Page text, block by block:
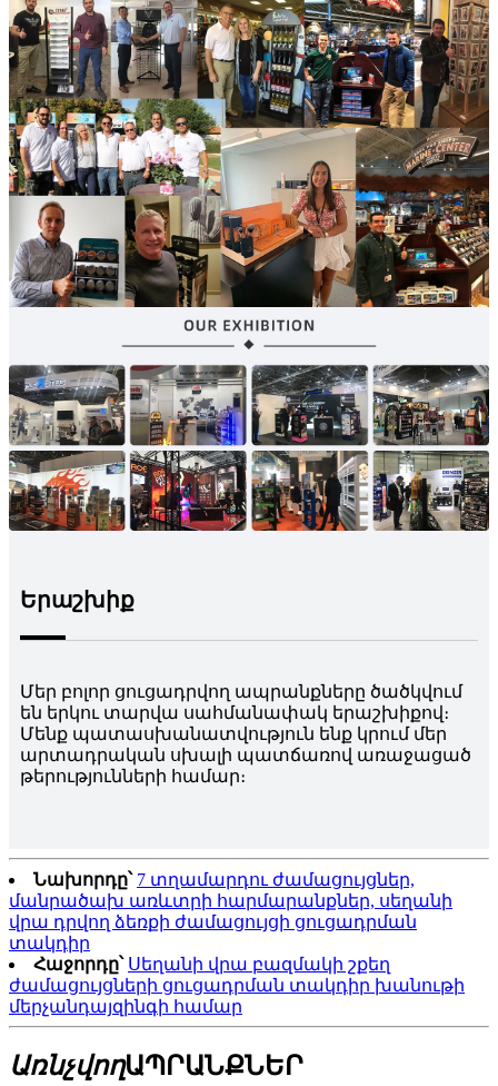
Երաշխիք
Մեր բոլոր ցուցադրվող ապրանքները ծածկվում
են երկու տարվա սահմանափակ երաշխիքով։
Մենք պատասխանատվություն ենք կրում մեր
արտադրական սխալի պատճառով առաջացած
թերությունների համար։
Նախորդը՝ 7 տղամարդու ժամացույցներ,
մանրածախ առևտրի հարմարանքներ, սեղանի
վրա դրվող ձեռքի ժամացույցի ցուցադրման
տակդիր
Հաջորդը՝ Սեղանի վրա բազմակի շքեղ
ժամացույցների ցուցադրման տակդիր խանութի
մերչանդայզինգի համար
ԱռնչվողԱՊՐԱՆՔՆԵՐ